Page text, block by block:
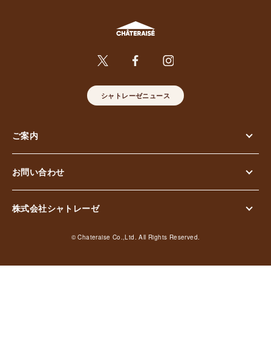
シャトレーゼニュース
ご案内
お問い合わせ
株式会社シャトレーゼ
© Chateraise Co.,Ltd. All Rights Reserved.